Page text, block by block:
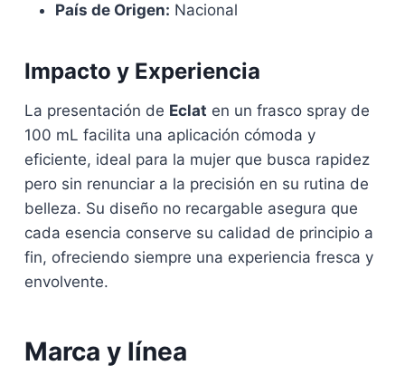
País de Origen: Nacional
Impacto y Experiencia
La presentación de Eclat en un frasco spray de
100 mL facilita una aplicación cómoda y
eficiente, ideal para la mujer que busca rapidez
pero sin renunciar a la precisión en su rutina de
belleza. Su diseño no recargable asegura que
cada esencia conserve su calidad de principio a
fin, ofreciendo siempre una experiencia fresca y
envolvente.
Marca y línea